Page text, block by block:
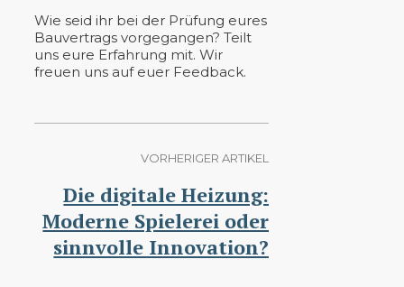
Wie seid ihr bei der Prüfung eures
Bauvertrags vorgegangen? Teilt
uns eure Erfahrung mit. Wir
freuen uns auf euer Feedback.
VORHERIGER ARTIKEL
Die digitale Heizung:
Moderne Spielerei oder
sinnvolle Innovation?